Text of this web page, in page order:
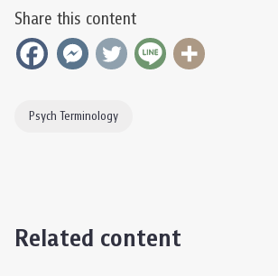
Share this content
Psych Terminology
Related content